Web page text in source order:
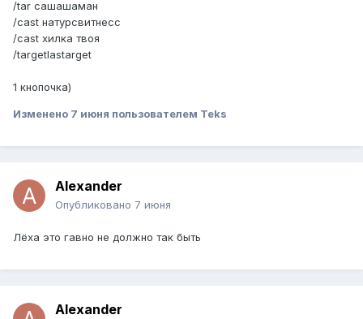
/tar сашашаман
/cast натурсвитнесс
/cast хилка твоя
/targetlastarget
1 кнопочка)
Изменено 7 июня пользователем Teks
Alexander
Опубликовано 7 июня
Лёха это гавно не должно так быть
Alexander